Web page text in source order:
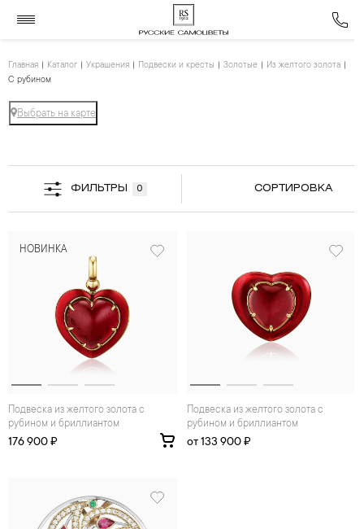
Главная Каталог Украшения Подвески и кресты Золотые
Из желтого золота
С рубином
Выбрать на карте
ФИЛЬТРЫ 0 СОРТИРОВКА
НОВИНКА
Подвеска из желтого золота с
рубином и бриллиантом
176 900 ₽
Подвеска из желтого золота с
рубином и бриллиантом
от 133 900 ₽